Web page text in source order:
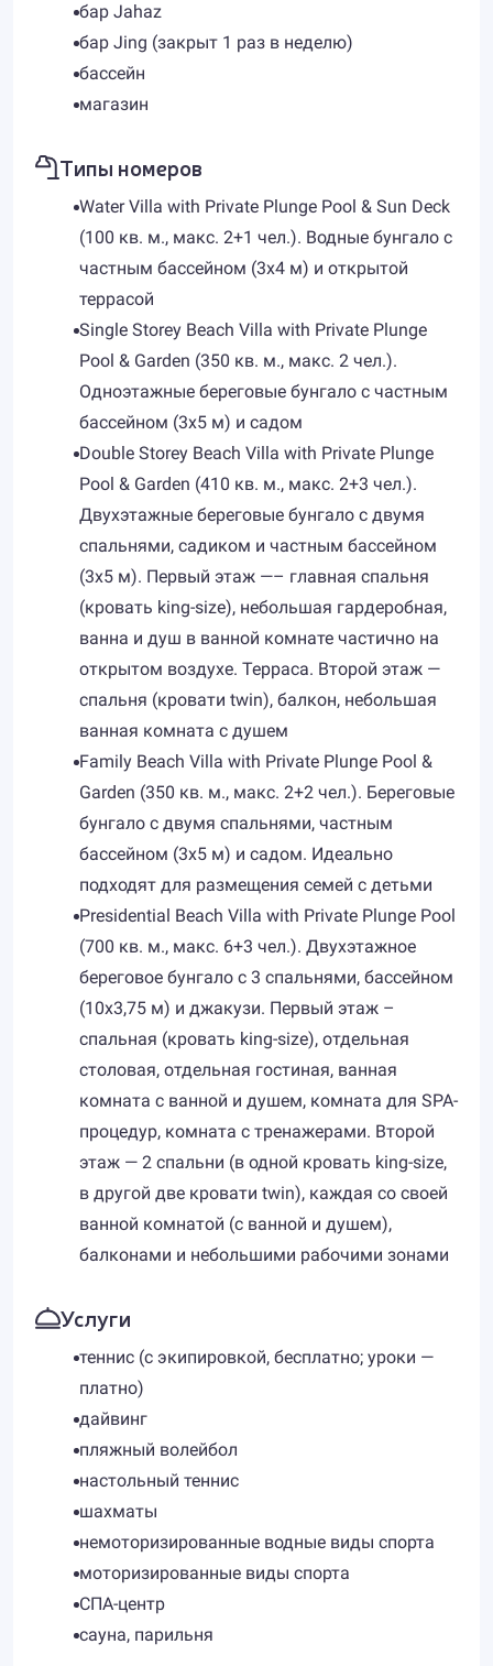
бар Jahaz
бар Jing (закрыт 1 раз в неделю)
бассейн
магазин
Типы номеров
Water Villa with Private Plunge Pool & Sun Deck
(100 кв. м., макс. 2+1 чел.). Водные бунгало с
частным бассейном (3х4 м) и открытой
террасой
Single Storey Beach Villa with Private Plunge
Pool & Garden (350 кв. м., макс. 2 чел.).
Одноэтажные береговые бунгало с частным
бассейном (3х5 м) и садом
Double Storey Beach Villa with Private Plunge
Pool & Garden (410 кв. м., макс. 2+3 чел.).
Двухэтажные береговые бунгало с двумя
спальнями, садиком и частным бассейном
(3х5 м). Первый этаж —– главная спальня
(кровать king-size), небольшая гардеробная,
ванна и душ в ванной комнате частично на
открытом воздухе. Терраса. Второй этаж —
спальня (кровати twin), балкон, небольшая
ванная комната с душем
Family Beach Villa with Private Plunge Pool &
Garden (350 кв. м., макс. 2+2 чел.). Береговые
бунгало с двумя спальнями, частным
бассейном (3х5 м) и садом. Идеально
подходят для размещения семей с детьми
Presidential Beach Villa with Private Plunge Pool
(700 кв. м., макс. 6+3 чел.). Двухэтажное
береговое бунгало с 3 спальнями, бассейном
(10х3,75 м) и джакузи. Первый этаж –
спальная (кровать king-size), отдельная
столовая, отдельная гостиная, ванная
комната с ванной и душем, комната для SPA-
процедур, комната с тренажерами. Второй
этаж — 2 спальни (в одной кровать king-size,
в другой две кровати twin), каждая со своей
ванной комнатой (с ванной и душем),
балконами и небольшими рабочими зонами
Услуги
теннис (с экипировкой, бесплатно; уроки —
платно)
дайвинг
пляжный волейбол
настольный теннис
шахматы
немоторизированные водные виды спорта
моторизированные виды спорта
СПА-центр
сауна, парильня